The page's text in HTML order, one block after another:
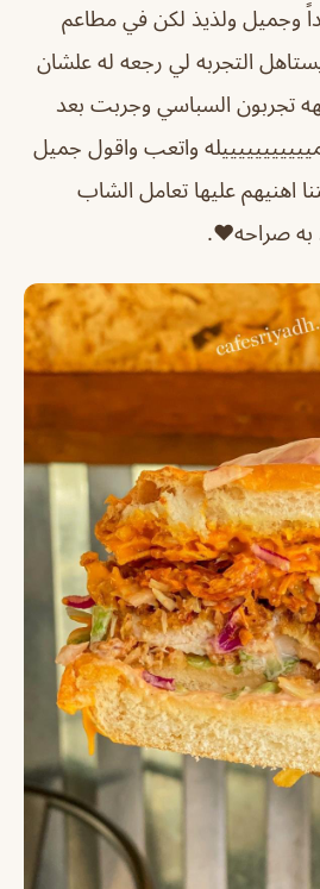
وجميل ولذيذ لكن في مطاعم
التجربه لي رجعه له علشان
تجربون السباسي وجربت بعد
واتعب واقول جميل
اهنيهم عليها تعامل الشاب
به صراحه♥️.